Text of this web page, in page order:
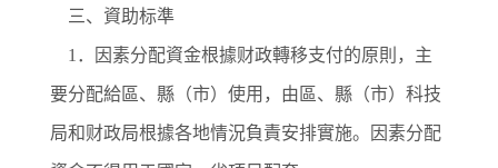
三、資助标準
1．因素分配資金根據财政轉移支付的原則，主
要分配給區、縣（市）使用，由區、縣（市）科技
局和财政局根據各地情況負責安排實施。因素分配